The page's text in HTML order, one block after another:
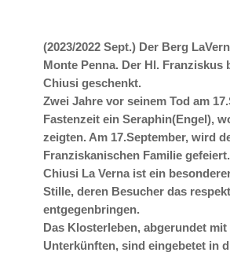
(2023/2022 Sept.) Der Berg
Monte Penna. Der Hl. Franziskus
Chiusi geschenkt.
Zwei Jahre vor seinem Tod am
Fastenzeit ein Seraphin(Engel),
zeigten. Am 17.September, wird
Franziskanischen Familie gefeiert.
Chiusi La Verna ist ein
Stille, deren Besucher das
entgegenbringen.
Das Klosterleben, abgerundet
Unterkünften, sind eingebetet in